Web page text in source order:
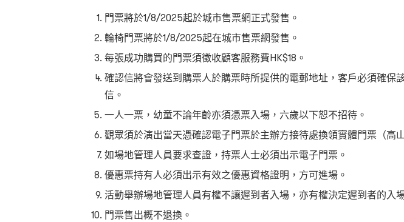
門票將於1/8/2025起於城市售票網正式發售。
輪椅門票將於1/8/2025起在城市售票網發售。
每張成功購買的門票須徵收顧客服務費HK$18。
確認信將會發送到購票人於購票時所提供的電郵地址，客戶必須確
信。
一人一票，幼童不論年齡亦須憑票入場，六歲以下恕不招待。
觀眾須於演出當天憑確認電子門票於主辦方接待處換領實體門票（高
如場地管理人員要求查證，持票人士必須出示電子門票。
優惠票持有人必須出示有效之優惠資格證明，方可進場。
活動舉辦場地管理人員有權不讓遲到者入場，亦有權決定遲到者的入
門票售出概不退換。